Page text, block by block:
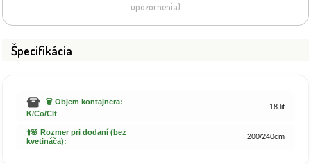
upozornenia)
Špecifikácia
🗑️ Objem kontajnera:
K/Co/Clt
18 lit
⬆️🌸 Rozmer pri dodaní (bez
kvetináča):
200/240cm